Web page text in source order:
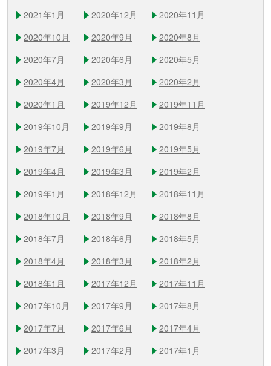
2021年1月
2020年12月
2020年11月
2020年10月
2020年9月
2020年8月
2020年7月
2020年6月
2020年5月
2020年4月
2020年3月
2020年2月
2020年1月
2019年12月
2019年11月
2019年10月
2019年9月
2019年8月
2019年7月
2019年6月
2019年5月
2019年4月
2019年3月
2019年2月
2019年1月
2018年12月
2018年11月
2018年10月
2018年9月
2018年8月
2018年7月
2018年6月
2018年5月
2018年4月
2018年3月
2018年2月
2018年1月
2017年12月
2017年11月
2017年10月
2017年9月
2017年8月
2017年7月
2017年6月
2017年4月
2017年3月
2017年2月
2017年1月